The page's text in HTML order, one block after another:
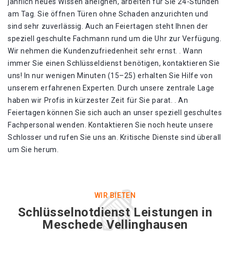
am Tag. Sie öffnen Türen ohne Schaden anzurichten und
sind sehr zuverlässig. Auch an Feiertagen steht Ihnen der
speziell geschulte Fachmann rund um die Uhr zur Verfügung.
Wir nehmen die Kundenzufriedenheit sehr ernst. . Wann
immer Sie einen Schlüsseldienst benötigen, kontaktieren Sie
uns! In nur wenigen Minuten (15–25) erhalten Sie Hilfe von
unserem erfahrenen Experten. Durch unsere zentrale Lage
haben wir Profis in kürzester Zeit für Sie parat. . An
Feiertagen können Sie sich auch an unser speziell geschultes
Fachpersonal wenden. Kontaktieren Sie noch heute unsere
Schlosser und rufen Sie uns an. Kritische Dienste sind überall
um Sie herum.
WIR BIETEN
Schlüsselnotdienst Leistungen in
Meschede Vellinghausen